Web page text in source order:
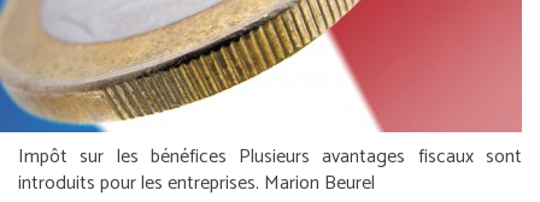
Impôt sur les bénéfices Plusieurs avantages fiscaux sont
introduits pour les entreprises. Marion Beurel